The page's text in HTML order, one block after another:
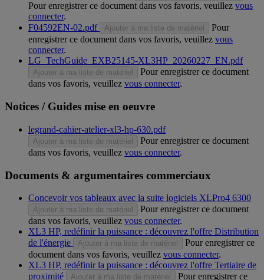
Pour enregistrer ce document dans vos favoris, veuillez vous
connecter.
F04592EN-02.pdf
Ajouter à ma liste de matériel
Pour
enregistrer ce document dans vos favoris, veuillez vous
connecter.
LG_TechGuide_EXB25145-XL3HP_20260227_EN.pdf
Ajouter à ma liste de matériel
Pour enregistrer ce document
dans vos favoris, veuillez vous connecter.
Notices / Guides mise en oeuvre
legrand-cahier-atelier-xl3-hp-630.pdf
Ajouter à ma liste de matériel
Pour enregistrer ce document
dans vos favoris, veuillez vous connecter.
Documents & argumentaires commerciaux
Concevoir vos tableaux avec la suite logiciels XLPro4 6300
Ajouter à ma liste de matériel
Pour enregistrer ce document
dans vos favoris, veuillez vous connecter.
XL3 HP, redéfinir la puissance : découvrez l'offre Distribution
de l'énergie
Ajouter à ma liste de matériel
Pour enregistrer ce
document dans vos favoris, veuillez vous connecter.
XL3 HP, redéfinir la puissance : découvrez l'offre Tertiaire de
proximité
Ajouter à ma liste de matériel
Pour enregistrer ce